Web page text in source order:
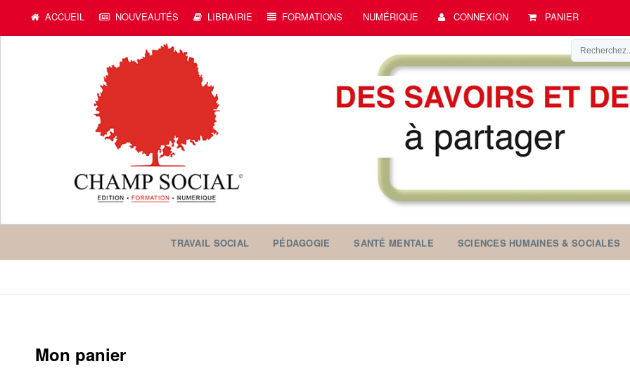
ACCUEIL NOUVEAUTÉS LIBRAIRIE FORMATIONS NUMÉRIQUE CONNEXION PANIER
TRAVAIL SOCIAL PÉDAGOGIE SANTÉ MENTALE SCIENCES HUMAINES & SOCIALES
Mon panier